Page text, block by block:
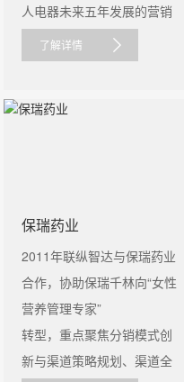
人电器未来五年发展的营销
战略，以......
了解详情
保瑞药业
2011年联纵智达与保瑞药业
合作，协助保瑞千林向“女性
营养管理专家”
转型，重点聚焦分销模式创
新与渠道策略规划、渠道全